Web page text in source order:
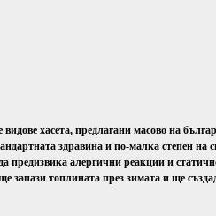
хасета, предлагани масово на
здравина и по-малка степен на
алергични реакции и
запази топлината през зимата и ще